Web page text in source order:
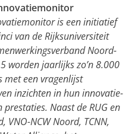
is een initiatief
van de Rijksuniversiteit
Noord-
worden jaarlijks zo’n 8.000
met een vragenlijst
inzichten in hun innovatie-
Naast de RUG en
VNO-NCW Noord, TCNN,